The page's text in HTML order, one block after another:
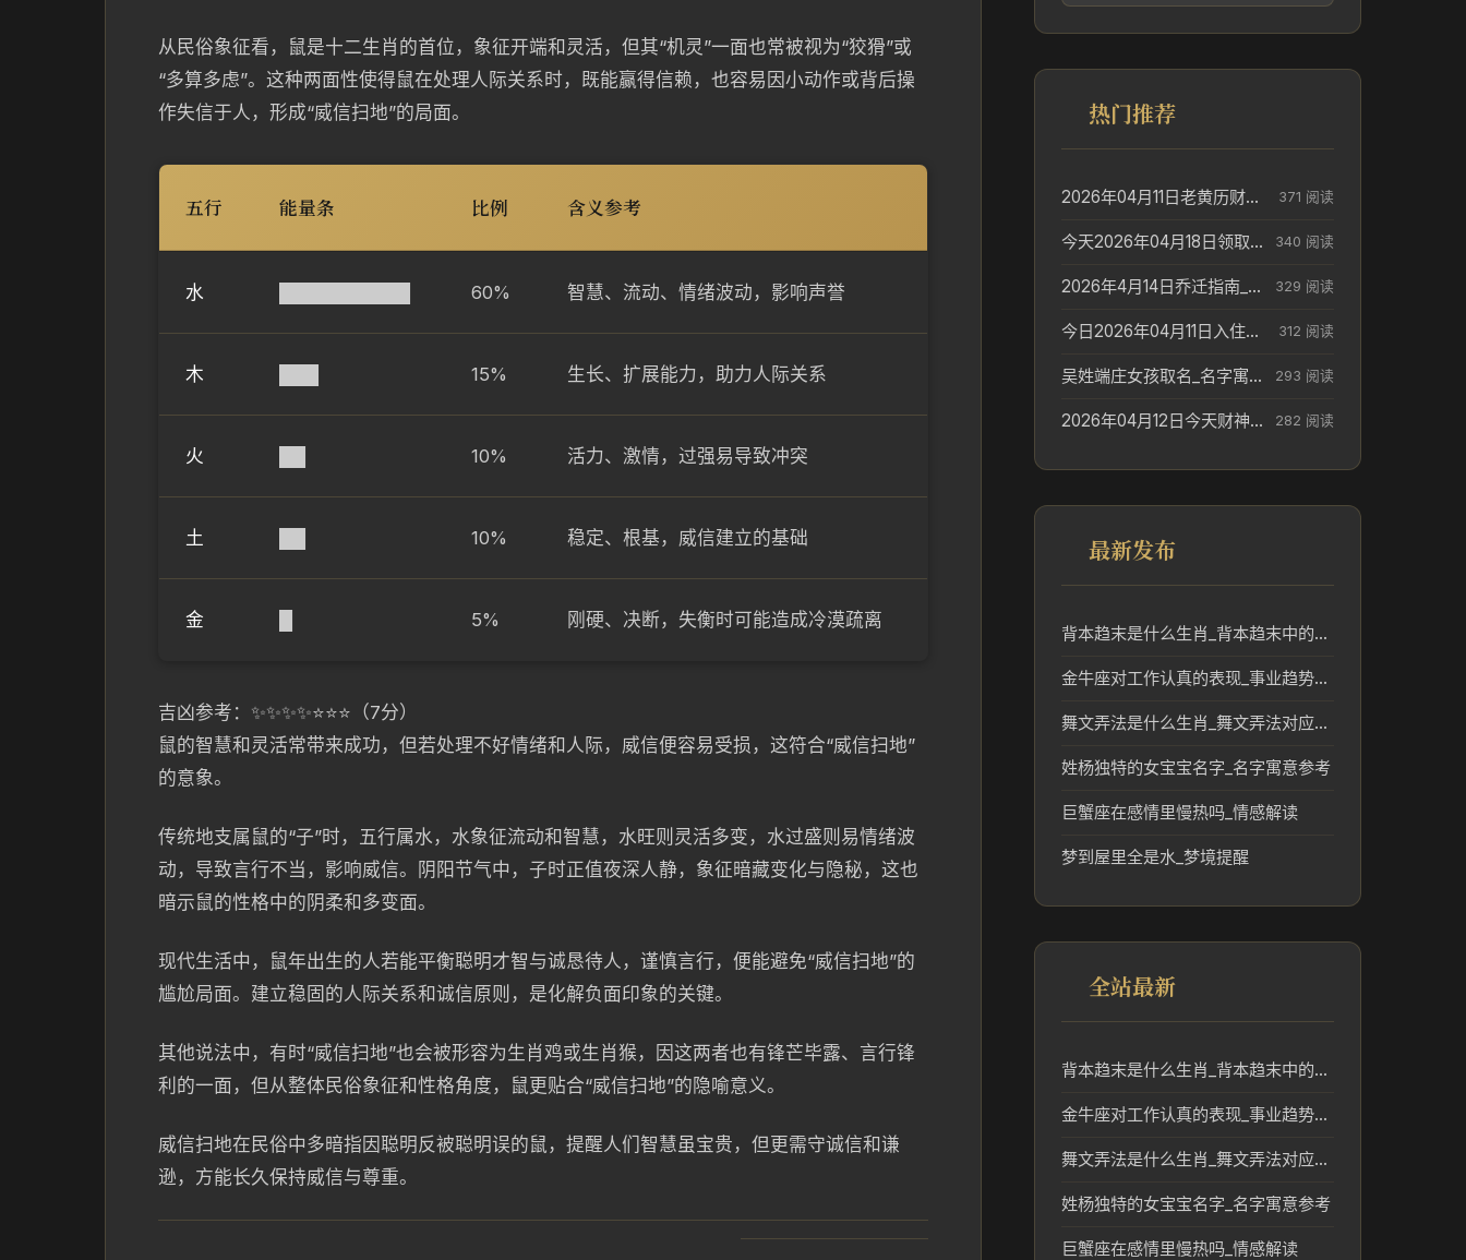
从民俗象征看，鼠是十二生肖的首位，象征开端和灵活，但其“机灵”一面也常被视为“狡猾”或
“多算多虑”。这种两面性使得鼠在处理人际关系时，既能赢得信赖，也容易因小动作或背后操
作失信于人，形成“威信扫地”的局面。
五行 能量条 比例 含义参考
水 60% 智慧、流动、情绪波动，影响声誉
木 15% 生长、扩展能力，助力人际关系
火 10% 活力、激情，过强易导致冲突
土 10% 稳定、根基，威信建立的基础
金 5% 刚硬、决断，失衡时可能造成冷漠疏离
吉凶参考：✨✨✨✨⭐⭐⭐（7分）
鼠的智慧和灵活常带来成功，但若处理不好情绪和人际，威信便容易受损，这符合“威信扫地”
的意象。
传统地支属鼠的“子”时，五行属水，水象征流动和智慧，水旺则灵活多变，水过盛则易情绪波
动，导致言行不当，影响威信。阴阳节气中，子时正值夜深人静，象征暗藏变化与隐秘，这也
暗示鼠的性格中的阴柔和多变面。
现代生活中，鼠年出生的人若能平衡聪明才智与诚恳待人，谨慎言行，便能避免“威信扫地”的
尴尬局面。建立稳固的人际关系和诚信原则，是化解负面印象的关键。
其他说法中，有时“威信扫地”也会被形容为生肖鸡或生肖猴，因这两者也有锋芒毕露、言行锋
利的一面，但从整体民俗象征和性格角度，鼠更贴合“威信扫地”的隐喻意义。
威信扫地在民俗中多暗指因聪明反被聪明误的鼠，提醒人们智慧虽宝贵，但更需守诚信和谦
逊，方能长久保持威信与尊重。
热门推荐
2026年04月11日老黄历财神方位_财神方位与供奉讲究 371 阅读
今天2026年04月18日领取结婚证老黄历不适合吗_领证日期参考 340 阅读
2026年4月14日乔迁指南_搬家择日参考 329 阅读
今日2026年04月11日入住新居老黄历不适宜吗_搬家择日参考 312 阅读
吴姓端庄女孩取名_名字寓意参考 293 阅读
2026年04月12日今天财神在哪个吉位_财神方位参考 282 阅读
最新发布
背本趋末是什么生肖_背本趋末中的生肖象征及文化解读
金牛座对工作认真的表现_事业趋势分析
舞文弄法是什么生肖_舞文弄法对应的生肖文化解读
姓杨独特的女宝宝名字_名字寓意参考
巨蟹座在感情里慢热吗_情感解读
梦到屋里全是水_梦境提醒
全站最新
背本趋末是什么生肖_背本趋末中的生肖象征及文化解读
金牛座对工作认真的表现_事业趋势分析
舞文弄法是什么生肖_舞文弄法对应的生肖文化解读
姓杨独特的女宝宝名字_名字寓意参考
巨蟹座在感情里慢热吗_情感解读